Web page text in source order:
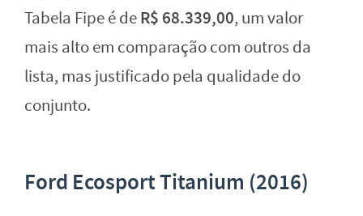
Tabela Fipe é deR$ 68.339,00, um valor
mais alto em comparação com outros da
lista, mas justificado pela qualidade do
conjunto.
Ford Ecosport Titanium (2016)